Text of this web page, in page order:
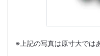
※上記の写真は原寸大では